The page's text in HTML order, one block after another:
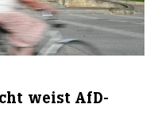
weist AfD-